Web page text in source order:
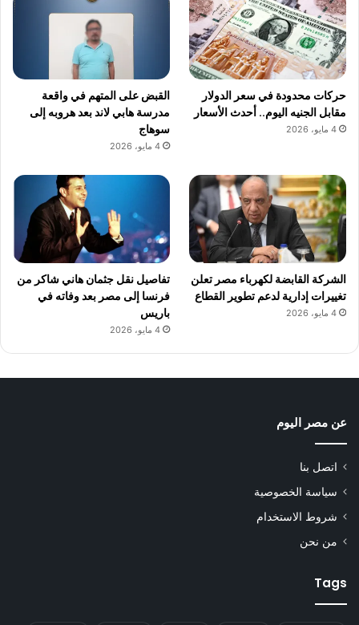
حركات محدودة في سعر الدولار
مقابل الجنيه اليوم.. أحدث الأسعار
4 مايو، 2026
القبض على المتهم في واقعة
مدرسة هابي لاند بعد هروبه إلى
سوهاج
4 مايو، 2026
الشركة القابضة لكهرباء مصر تعلن
تغييرات إدارية لدعم تطوير القطاع
4 مايو، 2026
تفاصيل نقل جثمان هاني شاكر من
فرنسا إلى مصر بعد وفاته في
باريس
4 مايو، 2026
عن مصر اليوم
اتصل بنا
سياسة الخصوصية
شروط الاستخدام
من نحن
Tags